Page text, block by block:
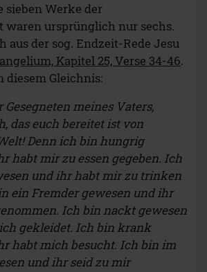
sieben Werke der
waren ursprünglich nur sechs.
aus der sog. Endzeit-Rede Jesu
Kapitel 25, Verse 34-46.
diesem Gleichnis:
Gesegneten meines Vaters,
das euch bereitet ist von
Denn ich bin hungrig
habt mir zu essen gegeben. Ich
und ihr habt mir zu trinken
ein Fremder gewesen und ihr
Ich bin nackt gewesen
gekleidet. Ich bin krank
habt mich besucht. Ich bin im
und ihr seid zu mir